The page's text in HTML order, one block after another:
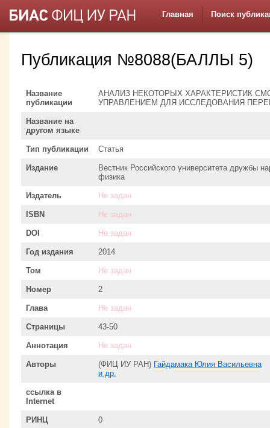
Главная Поиск
Публикация №8088(БАЛЛЫ 5)
Название
публикации
АНАЛИЗ НЕКОТОРЫХ ХАРАКТЕРИСТИК
УПРАВЛЕНИЕМ ДЛЯ ИССЛЕДОВАНИЯ
Название на
другом языке
Тип публикации Статья
Издание
Вестник Российского университета дружбы
физика
Издатель Не задан
ISBN Не задан
DOI Не задан
Год издания 2014
Том Не задан
Номер 2
Глава Не задан
Страницы 43-50
Аннотация Не задан
Авторы (ФИЦ ИУ РАН) Гайдамака Юлия Васильевна
и др.
ссылка в
Internet
РИНЦ 0